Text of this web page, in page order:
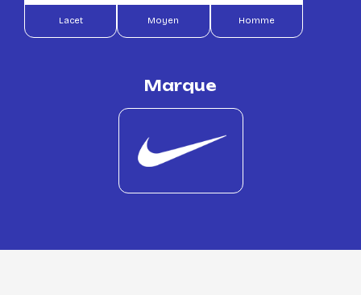
Lacet Moyen Homme
Marque